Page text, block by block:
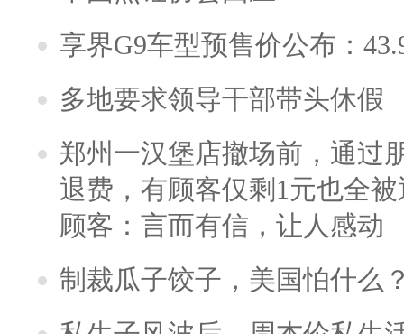
享界G9车型预售价公布：
多地要求领导干部带头休假
郑州一汉堡店撤场前，通过
退费，有顾客仅剩1元也全
顾客：言而有信，让人感动
制裁瓜子饺子，美国怕什么